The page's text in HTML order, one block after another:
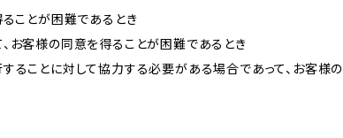
ことが困難であるとき
お客様の同意を得ることが困難であるとき
ることに対して協力する必要がある場合であって、お客様の